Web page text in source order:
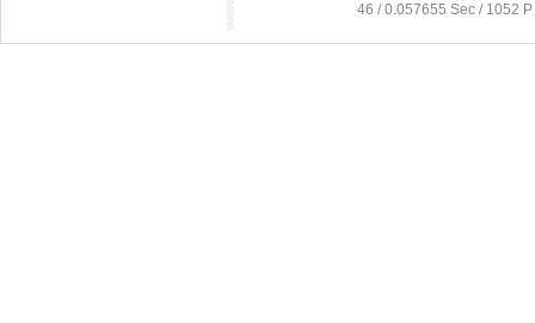
46 / 0.057655 Sec / 1052